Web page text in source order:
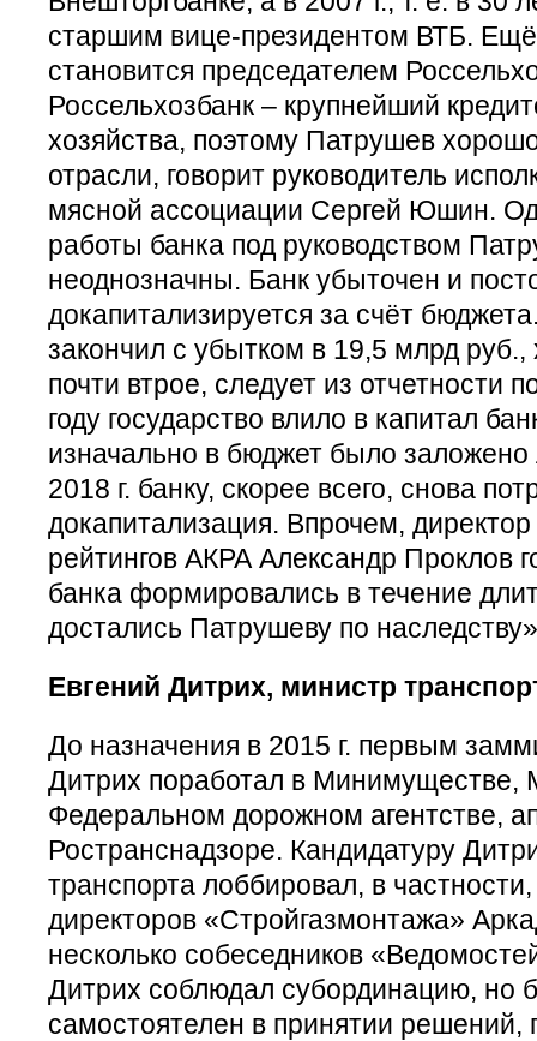
старшим вице-президентом ВТБ. Ещё
становится председателем
Россельхозбанк – крупнейший
хозяйства, поэтому Патрушев
отрасли, говорит руководитель
мясной ассоциации Сергей Юшин.
работы банка под руководством
неоднозначны. Банк убыточен и
докапитализируется за счёт
закончил с убытком в 19,5 млрд руб.,
почти втрое, следует из
году государство влило в капитал
изначально в бюджет было
2018 г. банку, скорее всего, снова
докапитализация. Впрочем, директор
рейтингов АКРА Александр Проклов
банка формировались в течение
достались Патрушеву по
Евгений Дитрих, министр
До назначения в 2015 г. первым
Дитрих поработал в Минимуществе,
Федеральном дорожном агентстве,
Ространснадзоре. Кандидатуру
транспорта лоббировал, в
директоров «Стройгазмонтажа»
несколько собеседников
Дитрих соблюдал субординацию, но
самостоятелен в принятии